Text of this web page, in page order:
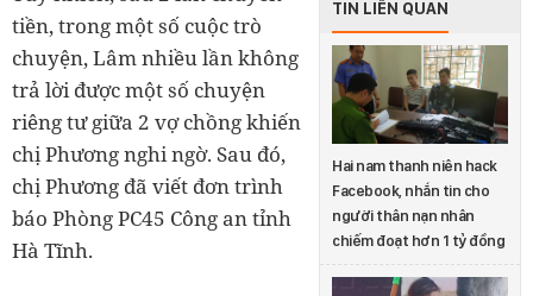
TIN LIÊN QUAN
Hai nam thanh niên hack
Facebook, nhắn tin cho
người thân nạn nhân
chiếm đoạt hơn 1 tỷ đồng
tiền, trong một số cuộc trò
chuyện, Lâm nhiều lần không
trả lời được một số chuyện
riêng tư giữa 2 vợ chồng khiến
chị Phương nghi ngờ. Sau đó,
chị Phương đã viết đơn trình
báo Phòng PC45 Công an tỉnh
Hà Tĩnh.